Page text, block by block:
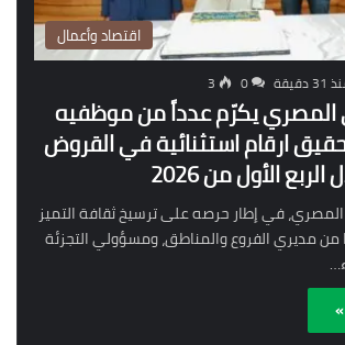
اقتصاد وأعمال
دقيقة 0
3
المصري يكرّم عدداً من موظفيه
ارقام استثنائية في القروض
الأول من 2026
المصري، في إطار حرصه على ترسيخ ثقافة التميز
من مديري الفروع والمناطق، ومسؤولي التجزئة